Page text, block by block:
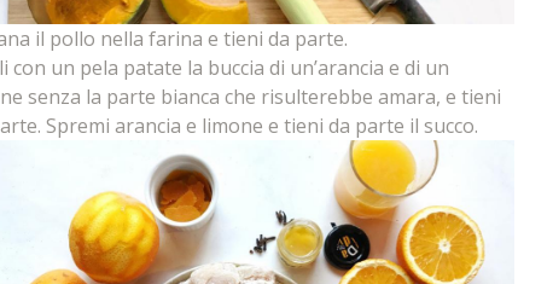
il pollo nella farina e tieni da parte.
con un pela patate la buccia di un’arancia e di un
senza la parte bianca che risulterebbe amara, e tieni
Spremi arancia e limone e tieni da parte il succo.